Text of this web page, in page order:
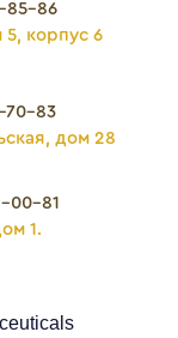
85-86
корпус 6
70-83
дом 28
00-81
1.